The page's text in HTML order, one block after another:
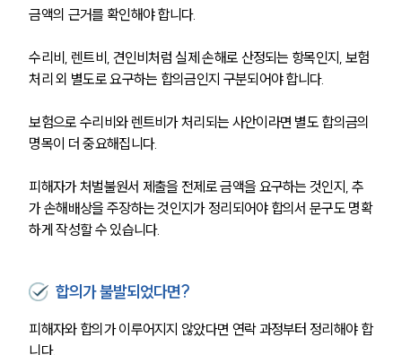
언론보도
법률서식
뉴스레터/브로슈어
대륜법률상담예약
대륜법률상담예약
금액의 근거를 확인해야 합니다.
수리비, 렌트비, 견인비처럼 실제 손해로 산정되는 항목인지, 보험
처리 외 별도로 요구하는 합의금인지 구분되어야 합니다.
보험으로 수리비와 렌트비가 처리되는 사안이라면 별도 합의금의
명목이 더 중요해집니다.
피해자가 처벌불원서 제출을 전제로 금액을 요구하는 것인지, 추
가 손해배상을 주장하는 것인지가 정리되어야 합의서 문구도 명확
하게 작성할 수 있습니다.
합의가 불발되었다면?
피해자와 합의가 이루어지지 않았다면 연락 과정부터 정리해야 합
니다.